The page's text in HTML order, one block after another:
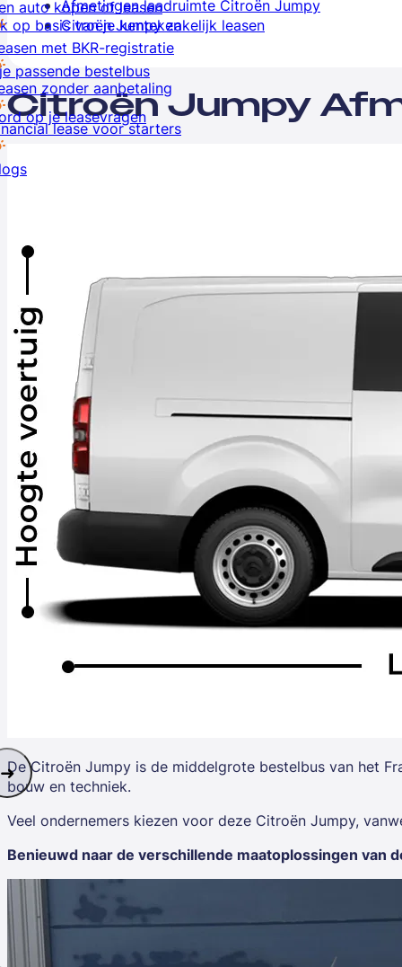
op basis van je kenteken
passende bestelbus
op je leasevragen
auto kopen of leasen
met BKR-registratie
zonder aanbetaling
lease voor starters
Afmetingen laadruimte Citroën Jumpy
Citroën Jumpy zakelijk leasen
Citroën Jumpy
DeCitroën Jumpy is de middelgrote bestelbus van het
bouw en techniek.
Veel ondernemers kiezen voor deze Citroën Jumpy,
Benieuwd naar de verschillende maatoplossingen van